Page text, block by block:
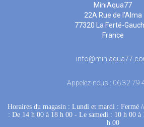
MiniAqua77
22A Rue de l'Alma
77320 La Ferté-
France
Appelez-nous : 06 32 79
Horaires du magasin : Lundi et mardi : Fermé
: De 14 h 00 à 18 h 00 - Le samedi : 10 h 00 à
h 00